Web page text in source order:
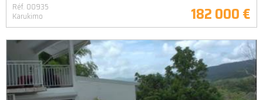
Réf. 00935
Karukimo 182 000 €